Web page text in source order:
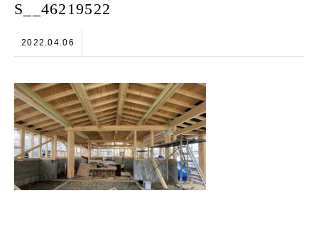
S__46219522
2022.04.06